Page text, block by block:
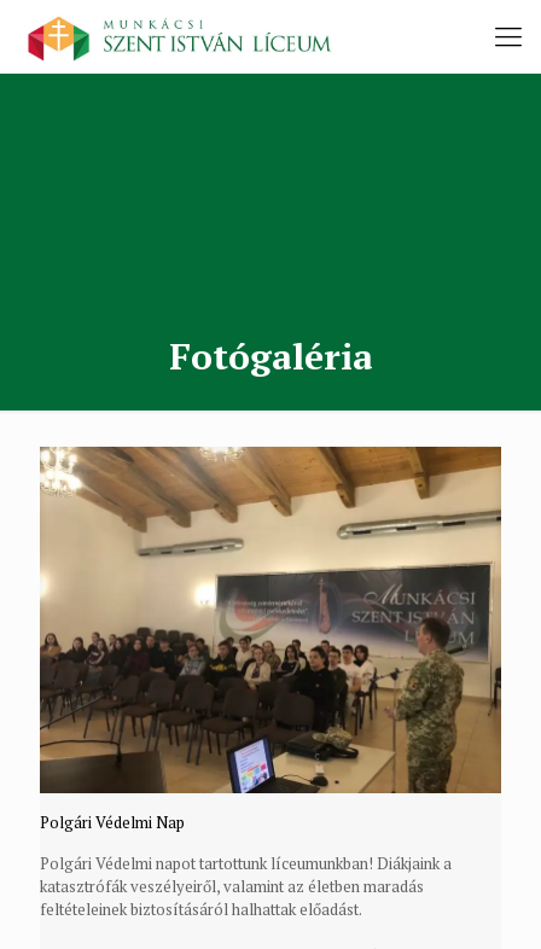
Fotógaléria
Polgári Védelmi Nap
Polgári Védelmi napot tartottunk líceumunkban! Diákjaink a
katasztrófák veszélyeiről, valamint az életben maradás
feltételeinek biztosításáról halhattak előadást.